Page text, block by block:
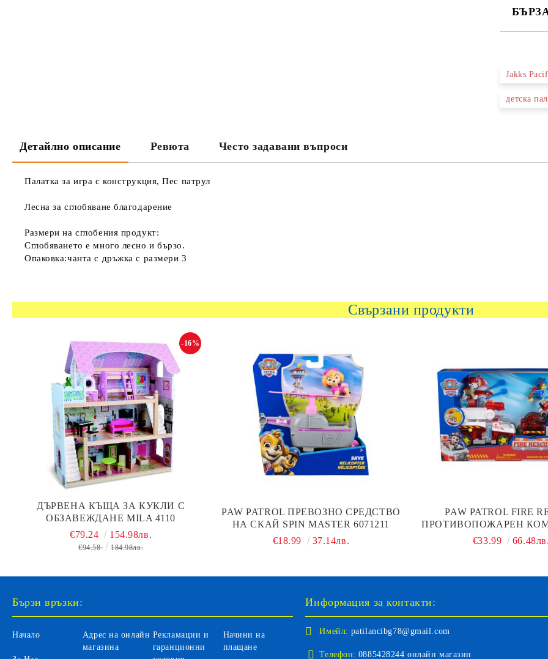
Jakks
детска
Детайлно описание Ревюта Често задавани въпроси
Палатка за игра с конструкция, Пес патрул
Лесна за сглобяване благодарение
Размери на сглобения продукт:
Сглобяването е много лесно и бързо.
Опаковка:чанта с дръжка с размери 3
Свързани продукти
ДЪРВЕНА КЪЩА ЗА КУКЛИ С
ОБЗАВЕЖДАНЕ MILA 4110
-16%
€79.24 154.98лв.
€94.58 184.98лв.
PAW PATROL ПРЕВОЗНО СРЕДСТВО
НА СКАЙ SPIN MASTER 6071211
€18.99
37.14лв.
PAW PATROL FIRE
ПРОТИВОПОЖАРЕН
ИГРА С ЧЕЙС И
€33.99
Бързи връзки:
Начало
Адрес на онлайн
магазина
Рекламации и
гаранционни
Начини на
плащане
Информация за контакти:
Имейл: patilancibg78@gmail.com
Телефон: 0885428244 онлайн магазин